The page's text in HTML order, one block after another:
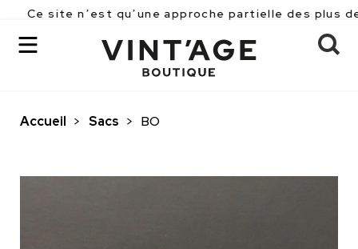
n’est qu’une approche partielle des plus de 2500
Accueil > Sacs > BO